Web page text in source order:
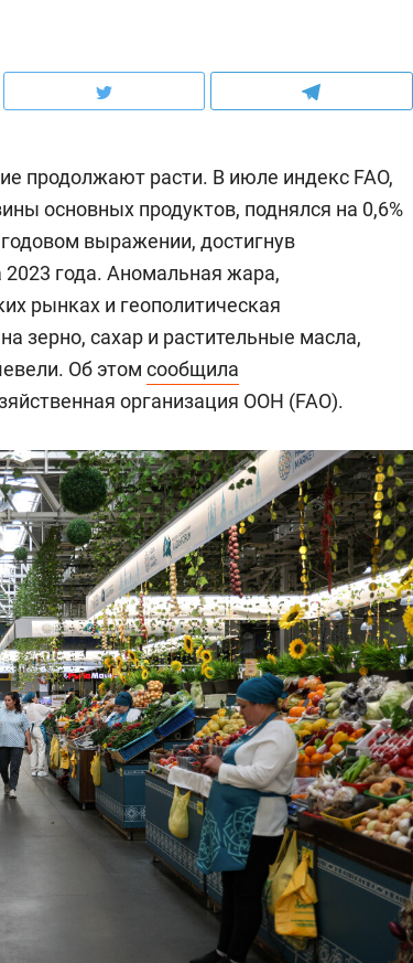
продолжают расти. В июле индекс FAO,
основных продуктов, поднялся на 0,6%
выражении, достигнув
года. Аномальная жара,
рынках и геополитическая
зерно, сахар и растительные масла,
Об этом сообщила
организация ООН (FAO).